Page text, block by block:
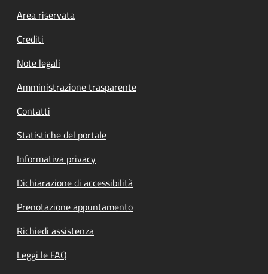
Footer menu
Area riservata
Crediti
Note legali
Amministrazione trasparente
Contatti
Statistiche del portale
Informativa privacy
Dichiarazione di accessibilità
Prenotazione appuntamento
Richiedi assistenza
Leggi le FAQ